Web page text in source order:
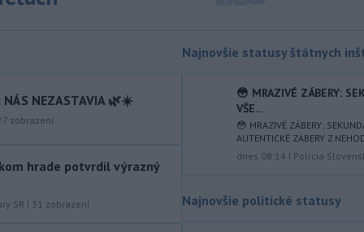
- Senát Spojených štátov v
energetického sektora.
Slovenská polícia prispela k
objasneniu prípadu prevádzačstva,
ktorý sa podarilo ukončiť
Maďarsku.
NÁS NEZASTAVIA 🌿☀️
zobrazení
hrade potvrdil výrazný
SR | 31 zobrazení
Najnovšie statusy štátnych
😳 MRAZIVÉ ZÁBERY:
VŠE...
😳 MRAZIVÉ ZÁBERY:
AUTENTICKÉ ZÁBERY Z
dnes 08:14 | Polícia
Najnovšie politické statusy